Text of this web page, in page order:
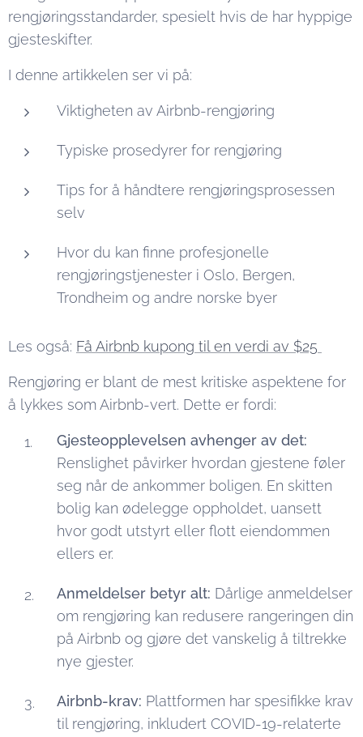
rengjøringsstandarder, spesielt hvis de har hyppige
gjesteskifter.
I denne artikkelen ser vi på:
Viktigheten av Airbnb-rengjøring
Typiske prosedyrer for rengjøring
Tips for å håndtere rengjøringsprosessen
selv
Hvor du kan finne profesjonelle
rengjøringstjenester i Oslo, Bergen,
Trondheim og andre norske byer
Les også: Få Airbnb kupong til en verdi av $25
Rengjøring er blant de mest kritiske aspektene for
å lykkes som Airbnb-vert. Dette er fordi:
Gjesteopplevelsen avhenger av det:
Renslighet påvirker hvordan gjestene føler
seg når de ankommer boligen. En skitten
bolig kan ødelegge oppholdet, uansett
hvor godt utstyrt eller flott eiendommen
ellers er.
Anmeldelser betyr alt: Dårlige anmeldelser
om rengjøring kan redusere rangeringen din
på Airbnb og gjøre det vanskelig å tiltrekke
nye gjester.
Airbnb-krav: Plattformen har spesifikke krav
til rengjøring, inkludert COVID-19-relaterte